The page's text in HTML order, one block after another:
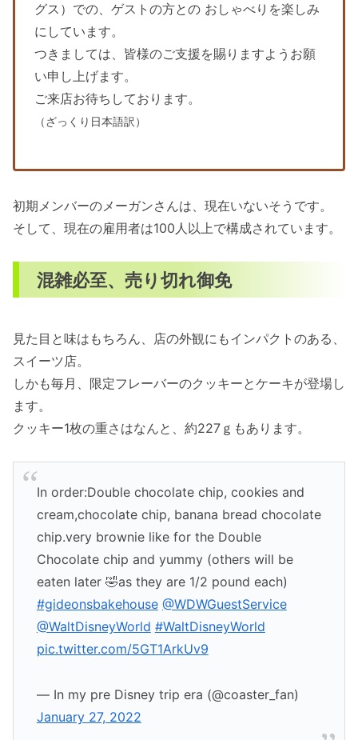
グス）での、ゲストの方との おしゃべりを楽しみ
にしています。
つきましては、皆様のご支援を賜りますようお願
い申し上げます。
ご来店お待ちしております。
（ざっくり日本語訳）
初期メンバーのメーガンさんは、現在いないそうです。
そして、現在の雇用者は100人以上で構成されています。
混雑必至、売り切れ御免
見た目と味はもちろん、店の外観にもインパクトのある、
スイーツ店。
しかも毎月、限定フレーバーのクッキーとケーキが登場し
ます。
クッキー1枚の重さはなんと、約227ｇもあります。
In order:Double chocolate chip, cookies and
cream,chocolate chip, banana bread chocolate
chip.very brownie like for the Double
Chocolate chip and yummy (others will be
eaten later 🤣as they are 1/2 pound each)
#gideonsbakehouse @WDWGuestService
@WaltDisneyWorld #WaltDisneyWorld
pic.twitter.com/5GT1ArkUv9
— In my pre Disney trip era (@coaster_fan)
January 27, 2022